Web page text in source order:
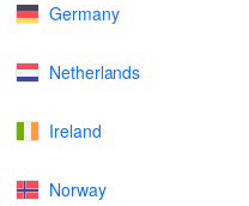
Germany
Netherlands
Ireland
Norway